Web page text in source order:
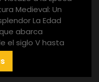
Medieval: Un
La Edad
abarca
el siglo V hasta